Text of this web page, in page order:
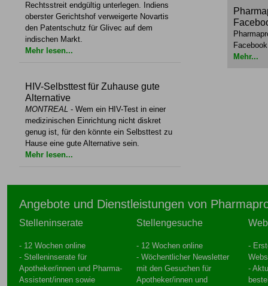
Rechtsstreit endgültig unterlegen. Indiens
oberster Gerichtshof verweigerte Novartis
den Patentschutz für Glivec auf dem
indischen Markt.
Mehr lesen...
HIV-Selbsttest für Zuhause gute
Alternative
MONTREAL - Wem ein HIV-Test in einer
medizinischen Einrichtung nicht diskret
genug ist, für den könnte ein Selbsttest zu
Hause eine gute Alternative sein.
Mehr lesen...
Mehr...
Angebote und Dienstleistungen von
Stelleninserate
- 12 Wochen online
- Stelleninserate für
Apotheker/innen und Pharma-
Assistent/innen sowie
Stellengesuche
- 12 Wochen online
- Wöchentlicher Newsletter
mit den Gesuchen für
Apotheker/innen und
-
-